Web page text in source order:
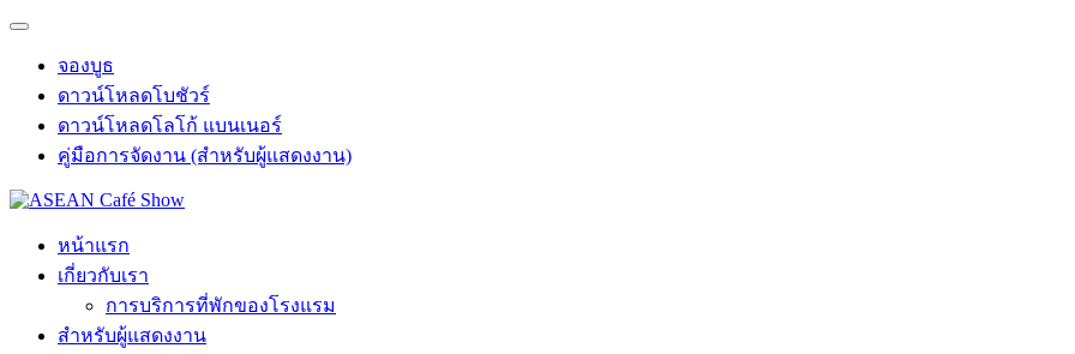
จองบูธ
ดาวน์โหลดโบชัวร์
ดาวน์โหลดโลโก้ แบนเนอร์
คู่มือการจัดงาน (สำหรับผู้แสดงงาน)
หน้าแรก
เกี่ยวกับเรา
การบริการที่พักของโรงแรม
สำหรับผู้แสดงงาน